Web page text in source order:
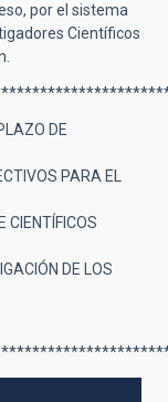
por el sistema
Científicos
DE
PARA EL
CIENTÍFICOS
DE LOS